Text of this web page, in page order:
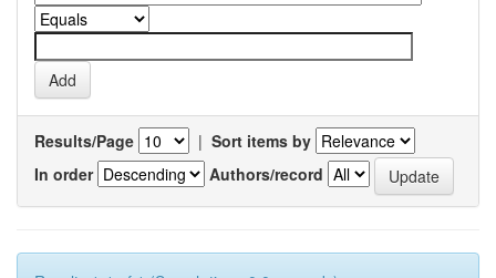
Results/Page | Sort items by
In order
Authors/record